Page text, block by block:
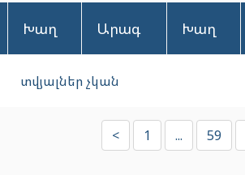
Խաղ Արագ Խաղ
տվյալներ չկան
< 1 ... 59